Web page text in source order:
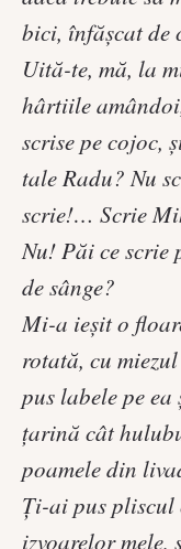
bici, înfăşcat de
Uită-te, mă, la
hârtiile
scrise pe cojoc,
tale Radu? Nu
scrie!… Scrie
Nu! Păi ce scrie
de sânge?
Mi-a ieşit o
rotată, cu
pus labele pe
ţarină cât
poamele din
Ţi-ai pus pliscul
izvoarelor